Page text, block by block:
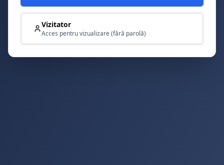
Vizitator
Acces pentru vizualizare (fără parolă)